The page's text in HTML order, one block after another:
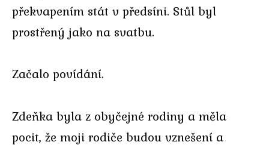
překvapením stát v předsíni. Stůl byl
prostřený jako na svatbu.
Začalo povídání.
Zdeňka byla z obyčejné rodiny a měla
pocit, že moji rodiče budou vznešení a